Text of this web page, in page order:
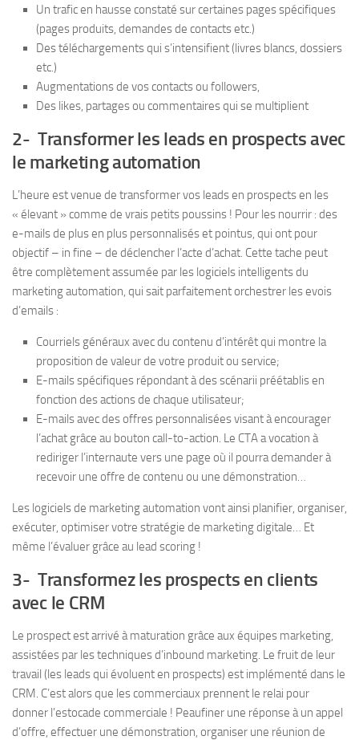
Un trafic en hausse constaté sur certaines pages spécifiques
(pages produits, demandes de contacts etc.)
Des téléchargements qui s’intensifient (livres blancs, dossiers
etc.)
Augmentations de vos contacts ou followers,
Des likes, partages ou commentaires qui se multiplient
2- Transformer les leads en prospects avec
le marketing automation
L’heure est venue de transformer vos leads en prospects en les
« élevant » comme de vrais petits poussins ! Pour les nourrir : des
e-mails de plus en plus personnalisés et pointus, qui ont pour
objectif – in fine – de déclencher l’acte d’achat. Cette tache peut
être complètement assumée par les logiciels intelligents du
marketing automation, qui sait parfaitement orchestrer les evois
d’emails :
Courriels généraux avec du contenu d’intérêt qui montre la
proposition de valeur de votre produit ou service;
E-mails spécifiques répondant à des scénarii préétablis en
fonction des actions de chaque utilisateur;
E-mails avec des offres personnalisées visant à encourager
l’achat grâce au bouton call-to-action. Le CTA a vocation à
rediriger l’internaute vers une page où il pourra demander à
recevoir une offre de contenu ou une démonstration…
Les logiciels de marketing automation vont ainsi planifier, organiser,
exécuter, optimiser votre stratégie de marketing digitale… Et
même l’évaluer grâce au lead scoring !
3- Transformez les prospects en clients
avec le CRM
Le prospect est arrivé à maturation grâce aux équipes marketing,
assistées par les techniques d’inbound marketing. Le fruit de leur
travail (les leads qui évoluent en prospects) est implémenté dans le
CRM. C’est alors que les commerciaux prennent le relai pour
donner l’estocade commerciale ! Peaufiner une réponse à un appel
d’offre, effectuer une démonstration, organiser une réunion de